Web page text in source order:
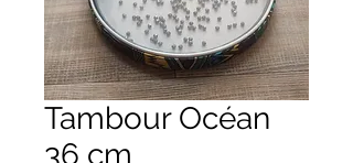
Tambour Océan
36 cm